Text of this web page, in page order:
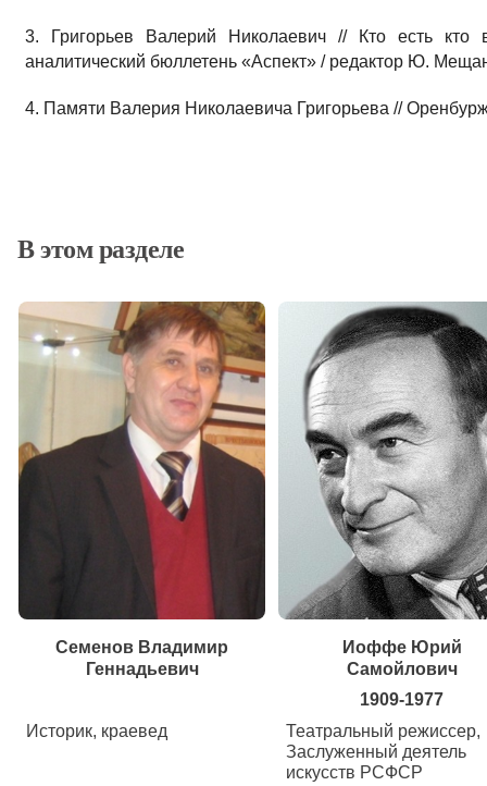
3. Григорьев Валерий Николаевич // Кто есть кто
аналитический бюллетень «Аспект» / редактор Ю.
4. Памяти Валерия Николаевича Григорьева //
В этом разделе
Семенов Владимир
Геннадьевич
Историк, краевед
Иоффе Юрий
Самойлович
1909-1977
Театральный режиссер,
Заслуженный деятель
искусств РСФСР